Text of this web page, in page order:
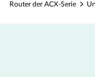
Router der ACX-Serie